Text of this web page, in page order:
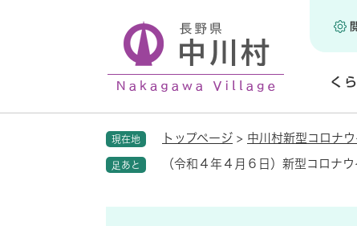
く
く
現在地 トップページ > 中川村新型コロナ
足あと （令和４年４月６日）新型コロナ